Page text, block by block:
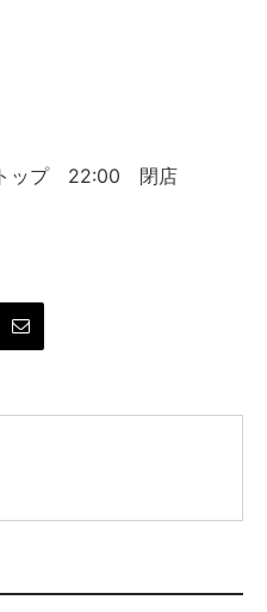
トップ 22:00 閉店